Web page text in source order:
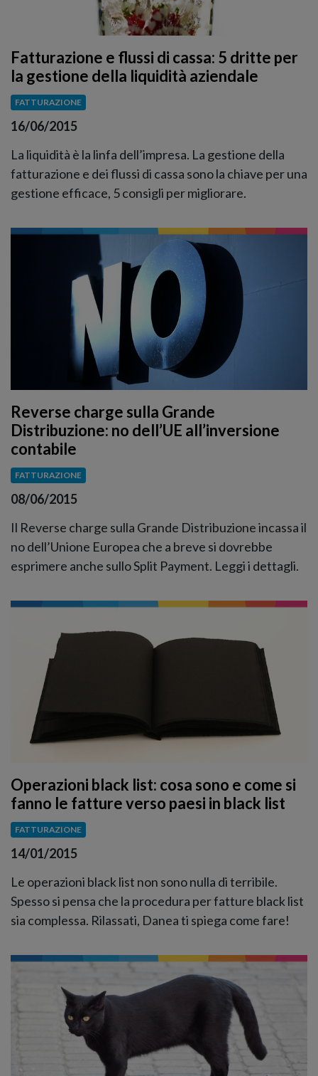
Fatturazione e flussi di cassa: 5 dritte per
la gestione della liquidità aziendale
FATTURAZIONE
16/06/2015
La liquidità è la linfa dell’impresa. La gestione della
fatturazione e dei flussi di cassa sono la chiave per una
gestione efficace, 5 consigli per migliorare.
Reverse charge sulla Grande
Distribuzione: no dell’UE all’inversione
contabile
FATTURAZIONE
08/06/2015
Il Reverse charge sulla Grande Distribuzione incassa il
no dell’Unione Europea che a breve si dovrebbe
esprimere anche sullo Split Payment. Leggi i dettagli.
Operazioni black list: cosa sono e come si
fanno le fatture verso paesi in black list
FATTURAZIONE
14/01/2015
Le operazioni black list non sono nulla di terribile.
Spesso si pensa che la procedura per fatture black list
sia complessa. Rilassati, Danea ti spiega come fare!